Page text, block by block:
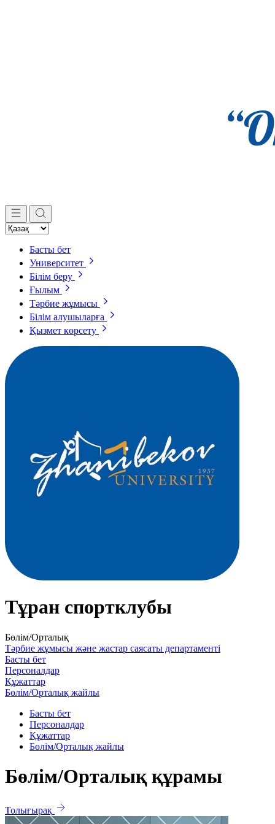
Басты бет
Университет
Білім беру
Ғылым
Тәрбие жұмысы
Білім алушыларға
Қызмет көрсету
Тұран спортклубы
Бөлім/Орталық
Тәрбие жұмысы және жастар саясаты департаменті
Басты бет
Персоналдар
Құжаттар
Бөлім/Орталық жайлы
Басты бет
Персоналдар
Құжаттар
Бөлім/Орталық жайлы
Бөлім/Орталық құрамы
Толығырақ